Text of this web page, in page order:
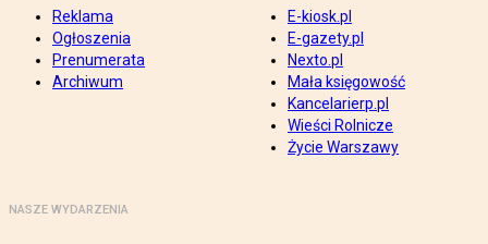
Reklama
Ogłoszenia
Prenumerata
Archiwum
E-kiosk.pl
E-gazety.pl
Nexto.pl
Mała księgowość
Kancelarierp.pl
Wieści Rolnicze
Życie Warszawy
NASZE WYDARZENIA